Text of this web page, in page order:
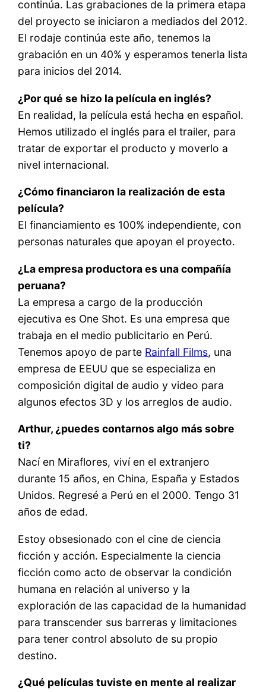
continúa. Las grabaciones de la primera etapa
del proyecto se iniciaron a mediados del 2012.
El rodaje continúa este año, tenemos la
grabación en un 40% y esperamos tenerla lista
para inicios del 2014.
¿Por qué se hizo la película en inglés?
En realidad, la película está hecha en español.
Hemos utilizado el inglés para el trailer, para
tratar de exportar el producto y moverlo a
nivel internacional.
¿Cómo financiaron la realización de esta
película?
El financiamiento es 100% independiente, con
personas naturales que apoyan el proyecto.
¿La empresa productora es una compañía
peruana?
La empresa a cargo de la producción
ejecutiva es One Shot. Es una empresa que
trabaja en el medio publicitario en Perú.
Tenemos apoyo de parte Rainfall Films, una
empresa de EEUU que se especializa en
composición digital de audio y video para
algunos efectos 3D y los arreglos de audio.
Arthur, ¿puedes contarnos algo más sobre
ti?
Nací en Miraflores, viví en el extranjero
durante 15 años, en China, España y Estados
Unidos. Regresé a Perú en el 2000. Tengo 31
años de edad.
Estoy obsesionado con el cine de ciencia
ficción y acción. Especialmente la ciencia
ficción como acto de observar la condición
humana en relación al universo y la
exploración de las capacidad de la humanidad
para transcender sus barreras y limitaciones
para tener control absoluto de su propio
destino.
¿Qué películas tuviste en mente al realizar